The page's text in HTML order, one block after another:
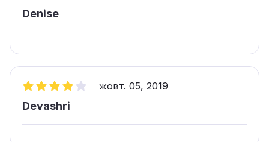
Denise
жовт. 05, 2019
Devashri